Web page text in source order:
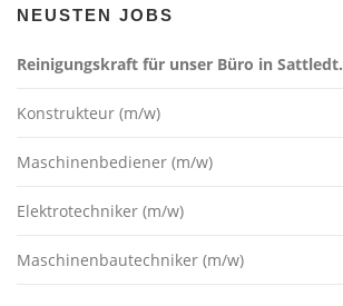
NEUSTEN JOBS
Reinigungskraft für unser Büro in Sattledt.
Konstrukteur (m/w)
Maschinenbediener (m/w)
Elektrotechniker (m/w)
Maschinenbautechniker (m/w)